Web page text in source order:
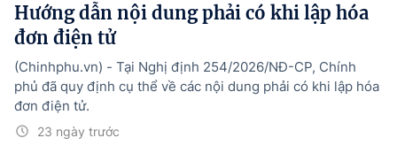
Hướng dẫn nội dung phải có khi lập hóa
đơn điện tử
23 ngày trước
(Chinhphu.vn) - Tại Nghị định 254/2026/NĐ-CP, Chính
phủ đã quy định cụ thể về các nội dung phải có khi lập hóa
đơn điện tử.